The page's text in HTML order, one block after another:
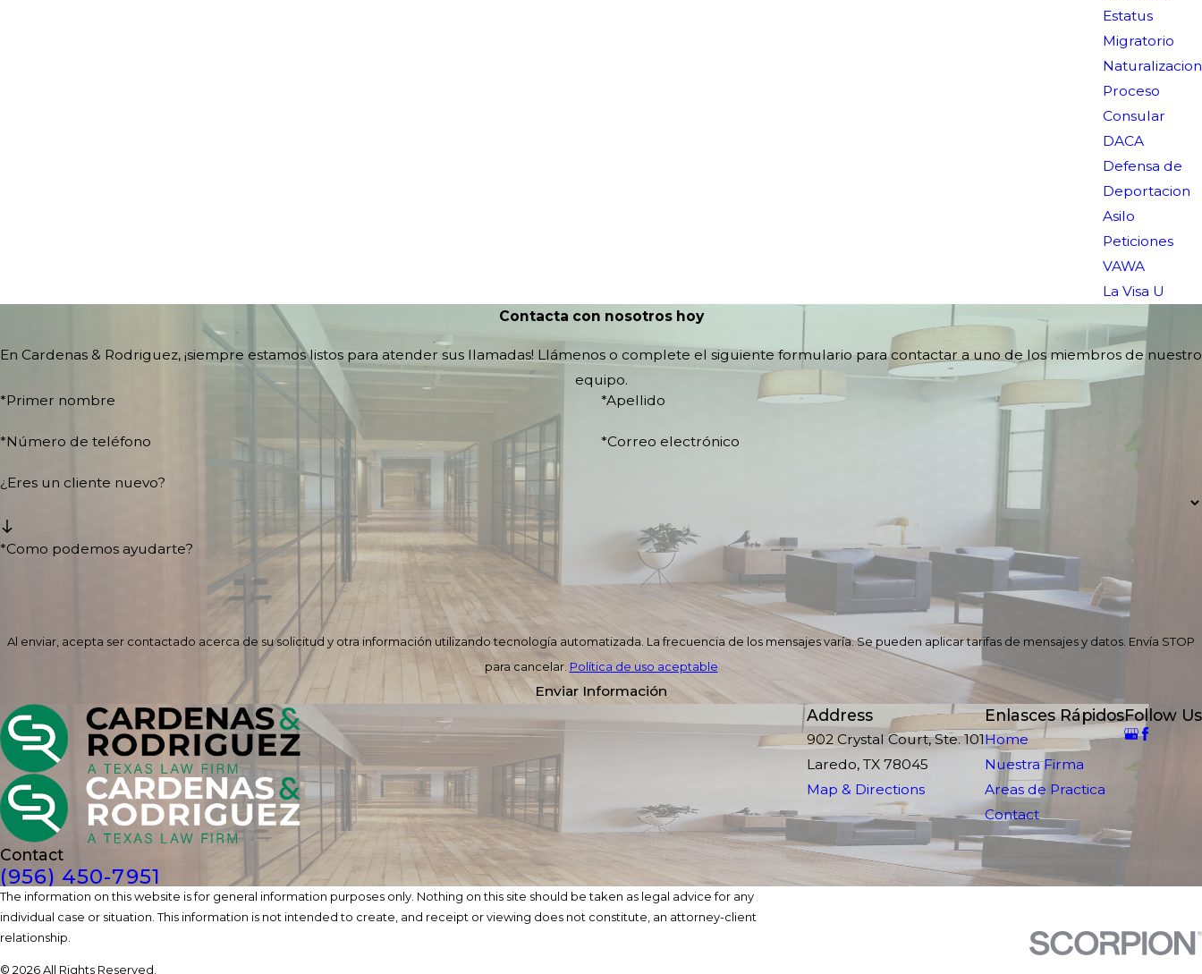
Estatus
Migratorio
Naturalizacion
Proceso
Consular
DACA
Defensa de
Deportacion
Asilo
Peticiones
VAWA
La Visa U
Contacta con nosotros hoy
En Cardenas & Rodriguez, ¡siempre estamos listos para atender sus llamadas! Llámenos o complete el siguiente formulario para contactar a uno de los miembros de nuestro
equipo.
*Primer nombre
*Apellido
*Número de teléfono *Correo electrónico
¿Eres un cliente nuevo?
*Como podemos ayudarte?
Al enviar, acepta ser contactado acerca de su solicitud y otra información utilizando tecnología automatizada. La frecuencia de los mensajes varía. Se pueden aplicar tarifas de mensajes y datos. Envía STOP
para cancelar. Política de uso aceptable
Enviar Información
Contact
(956) 450-7951
Address
902 Crystal Court, Ste. 101
Laredo, TX 78045
Map & Directions
Enlasces Rápidos
Home
Nuestra Firma
Areas de Practica
Contact
Follow Us
The information on this website is for general information purposes only. Nothing on this site should be taken as legal advice for any
individual case or situation. This information is not intended to create, and receipt or viewing does not constitute, an attorney-client
relationship.
© 2026 All Rights Reserved.